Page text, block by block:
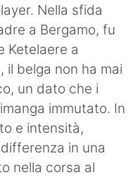
Nella sfida
a Bergamo, fu
Ketelaere a
il belga non ha mai
un dato che i
immutato. In
e intensità,
in una
nella corsa al